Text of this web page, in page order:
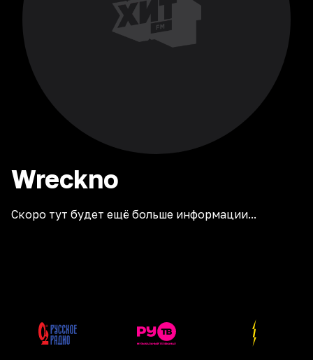
Wreckno
Скоро тут будет ещё больше информации...